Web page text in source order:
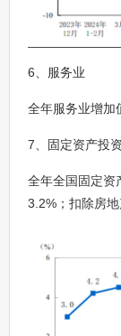
6、服务业
全年服务业增加
7、固定资产投资
全年全国固定资
3.2%；扣除房